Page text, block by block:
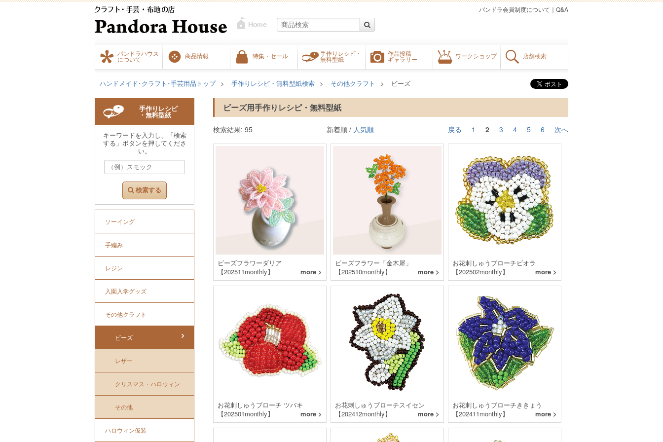
パンドラハウス
について
商品情報 特集・セール
手作りレシピ・
無料型紙
作品投稿
ギャラリー
ワークショップ 店舗検索
Q&A
｜
パンドラ会員制度について
ハンドメイド･クラフト･手芸用品トップ 手作りレシピ・無料型紙検索 その他クラフト ビーズ
ビーズ用手作りレシピ・無料型紙
検索結果: 95 戻る 1 2 3 4 5 6 次へ
新着順 / 人気順
ビーズフラワーダリア
【202511monthly】
more >
ビーズフラワー「金木犀」
【202510monthly】
more >
お花刺しゅうブローチビオラ
【202502monthly】
more >
お花刺しゅうブローチ ツバキ
【202501monthly】
more >
お花刺しゅうブローチスイセン
【202412monthly】
more >
お花刺しゅうブローチききょう
【202411monthly】
more >
手作りレシピ
・無料型紙
キーワードを入力し、「検索
する」ボタンを押してくださ
い。
検索する
ソーイング
手編み
レジン
入園入学グッズ
その他クラフト
ビーズ
レザー
クリスマス・ハロウィン
その他
ハロウィン仮装